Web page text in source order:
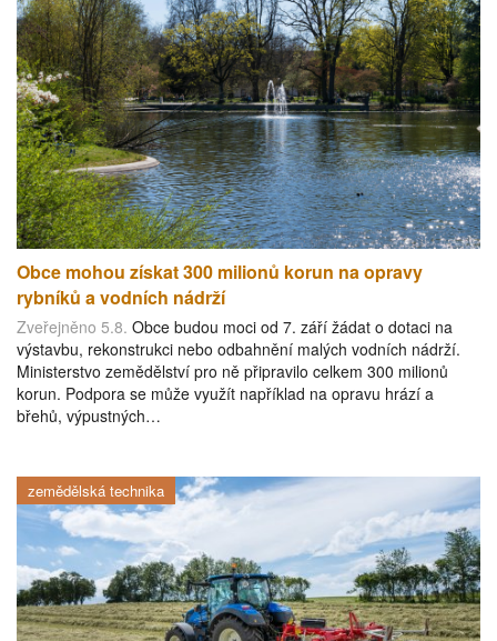
Obce mohou získat 300 milionů korun na opravy
rybníků a vodních nádrží
Zveřejněno 5.8. Obce budou moci od 7. září žádat o dotaci na
výstavbu, rekonstrukci nebo odbahnění malých vodních nádrží.
Ministerstvo zemědělství pro ně připravilo celkem 300 milionů
korun. Podpora se může využít například na opravu hrází a
břehů, výpustných…
zemědělská technika